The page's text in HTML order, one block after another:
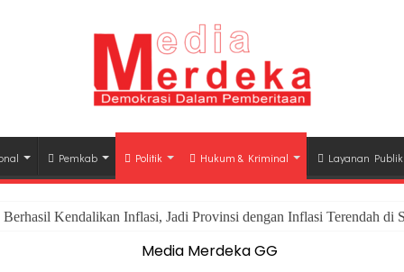
Pemkab Politik Hukum & Kriminal Layanan Publik
Kendalikan Inflasi, Jadi Provinsi dengan Inflasi Terendah di